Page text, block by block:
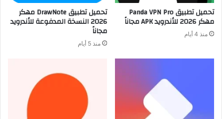
تحميل تطبيق Panda VPN Pro
مهكر 2026 للأندرويد APK مجاناً
منذ 4 أيام
تحميل تطبيق DrawNote مهكر
2026 النسخة المدفوعة للأندرويد
مجاناً
منذ 5 أيام